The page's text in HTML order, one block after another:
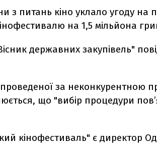
з питань кіно уклало угоду на
на 1,5 мільйона
державних закупівель"
проведеної за неконкурентною
що "вибір процедури
кінофестиваль" є директор